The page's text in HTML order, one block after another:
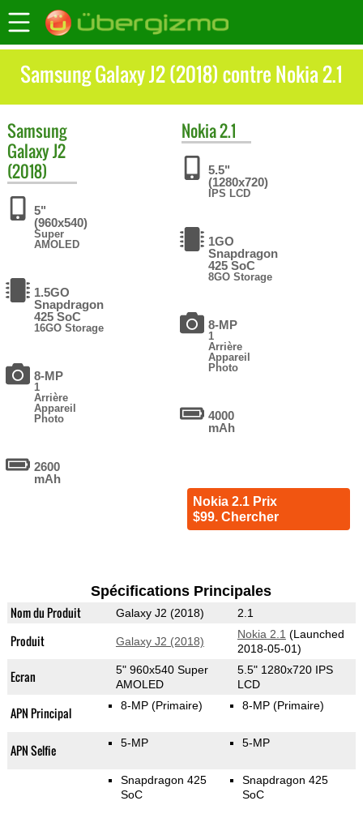
Samsung Galaxy J2 (2018) contre Nokia 2.1
Samsung
Galaxy J2
(2018)
5"
(960x540)
Super
AMOLED
1.5GO
Snapdragon
425 SoC
16GO Storage
8-MP
1
Arrière
Appareil
Photo
2600
mAh
Nokia2.1
5.5"
(1280x720)
IPS LCD
1GO
Snapdragon
425 SoC
8GO Storage
8-MP
1
Arrière
Appareil
Photo
4000
mAh
Nokia 2.1 Prix
$99. Chercher
Spécifications Principales
Nom du Produit Galaxy J2 (2018) 2.1
Produit Galaxy J2 (2018)
Nokia 2.1 (Launched
2018-05-01)
Ecran
5" 960x540 Super
AMOLED
5.5" 1280x720 IPS
LCD
APN Principal 8-MP (Primaire) 8-MP (Primaire)
APN Selfie 5-MP 5-MP
Snapdragon 425
SoC
Snapdragon 425
SoC